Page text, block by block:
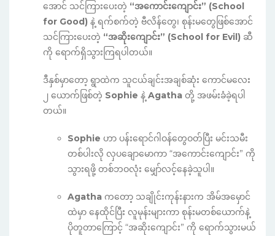
အောင် သင်ကြားပေးတဲ့ “အကောင်းကျောင်း” (School
for Good) နဲ့ ရက်စက်တဲ့ ဗီလိန်တွေ၊ စုန်းမတွေဖြစ်အောင်
သင်ကြားပေးတဲ့ “အဆိုးကျောင်း” (School for Evil) ဆီ
ကို ရောက်ရှိသွားကြရပါတယ်။
ဒီနှစ်မှာတော့ ရွာထဲက သူငယ်ချင်းအချစ်ဆုံး ကောင်မလေး
၂ ယောက်ဖြစ်တဲ့ Sophie နဲ့ Agatha တို့ အဖမ်းခံခဲ့ရပါ
တယ်။
Sophie ဟာ ပန်းရောင်ဂါဝန်တွေဝတ်ပြီး မင်းသမီး
တစ်ပါးလို လှပချောမောကာ “အကောင်းကျောင်း” ကို
သွားရဖို့ တစ်ဘဝလုံး မျှော်လင့်နေခဲ့သူပါ။
Agatha ကတော့ သချိုင်းကုန်းနားက အိမ်အမှောင်
ထဲမှာ နေထိုင်ပြီး လူမုန်းများကာ စုန်းမတစ်ယောက်နဲ့
ပိုတူတာကြောင့် “အဆိုးကျောင်း” ကို ရောက်သွားမယ်